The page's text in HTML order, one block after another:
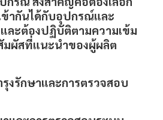
ข้ากันได้กับอุปกรณ์และ
ละต้องปฏิบัติตามความเข้ม
มผัสที่แนะนำของผู้ผลิต
รุงรักษาและการตรวจสอบ